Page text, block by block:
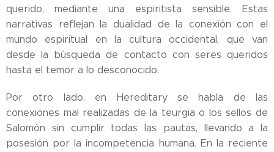
querido, mediante una espiritista sensible. Estas
narrativas reflejan la dualidad de la conexión con el
mundo espiritual en la cultura occidental, que van
desde la búsqueda de contacto con seres queridos
hasta el temor a lo desconocido.
Por otro lado, en Hereditary se habla de las
conexiones mal realizadas de la teurgia o los sellos de
Salomón sin cumplir todas las pautas, llevando a la
posesión por la incompetencia humana. En la reciente